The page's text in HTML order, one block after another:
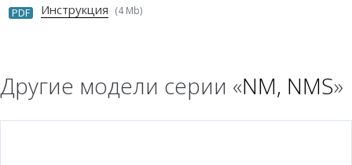
PDF Инструкция (4 Mb)
Другие модели серии «NM, NMS»